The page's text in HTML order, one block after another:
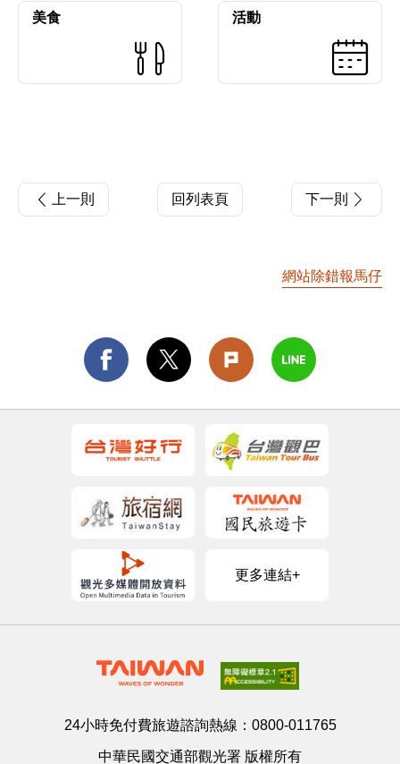
美食 活動
上一則 回列表頁 下一則
網站除錯報馬仔
更多連結+
24小時免付費旅遊諮詢熱線： 0800-011765
中華民國交通部觀光署 版權所有